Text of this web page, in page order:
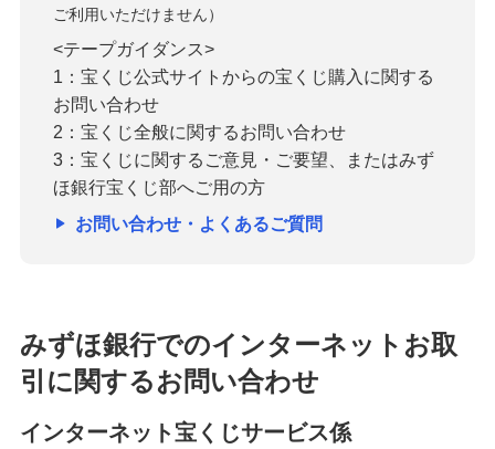
ご利用いただけません）
<テープガイダンス>
1：宝くじ公式サイトからの宝くじ購入に関する
お問い合わせ
2：宝くじ全般に関するお問い合わせ
3：宝くじに関するご意見・ご要望、またはみず
ほ銀行宝くじ部へご用の方
お問い合わせ・よくあるご質問
みずほ銀行でのインターネットお取
引に関するお問い合わせ
インターネット宝くじサービス係